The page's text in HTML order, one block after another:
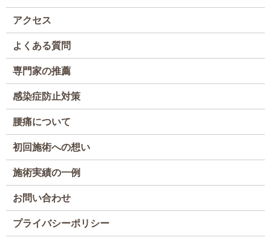
アクセス
よくある質問
専門家の推薦
感染症防止対策
腰痛について
初回施術への想い
施術実績の一例
お問い合わせ
プライバシーポリシー